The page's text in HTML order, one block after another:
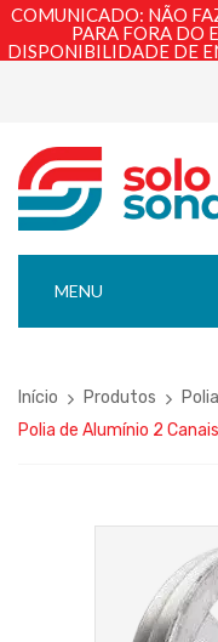
COMUNICADO: NÃO
PARA FORA DO
DISPONIBILIDADE DE
MENU
Início Produtos
Polia de Alumínio 2